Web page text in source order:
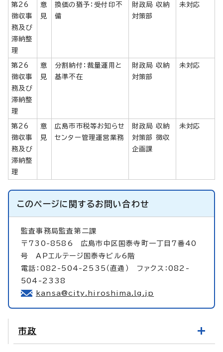
第26
徴収事
務及び
滞納整
理
意
見
換価の猶予：受付印不
備
財政局 収納
対策部
未対応
第26
徴収事
務及び
滞納整
理
意
見
分割納付：裁量運用と
基準不在
財政局 収納
対策部
未対応
第26
徴収事
務及び
滞納整
理
意
見
広島市市税等お知らせ
センター管理運営業務
財政局 収納
対策部 徴収
企画課
未対応
このページに関するお問い合わせ
監査事務局監査第二課
〒730-8586 広島市中区国泰寺町一丁目7番40
号 APエルテージ国泰寺ビル6階
電話：082-504-2535（直通） ファクス：082-
504-2338
kansa@city.hiroshima.lg.jp
市政